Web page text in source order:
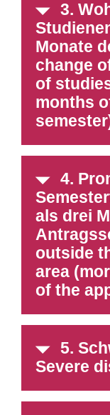
3.
Monate
change
of
months
4.
als drei
outside
area
of the
5.
Severe